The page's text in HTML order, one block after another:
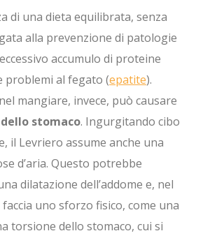
di una dieta equilibrata, senza
alla prevenzione di patologie
accumulo di proteine
problemi al fegato (epatite).
mangiare, invece, può causare
stomaco. Ingurgitando cibo
il Levriero assume anche una
d’aria. Questo potrebbe
dilatazione dell’addome e, nel
faccia uno sforzo fisico, come una
torsione dello stomaco, cui si